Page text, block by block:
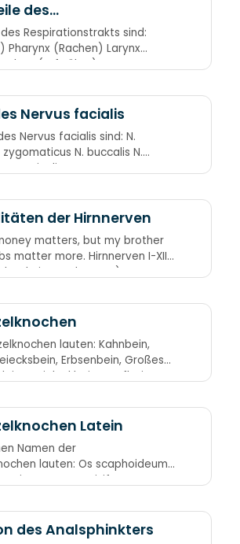
des
Respirationstrakts sind:
Pharynx (Rachen) Larynx
(Luftröhre)
Nervus facialis
Nervus facialis sind: N.
N. buccalis N.
cervicalis
der Hirnnerven
matters, but my brother
more. Hirnnerven I-XII
keine Bedeutung)
lauten: Kahnbein,
Erbsenbein, Großes
Vieleckbein, Kopfbein,
ums Erbsenbein; Vieleck
ein Kopf, der muss am
Latein
Namen der
lauten: Os scaphoideum
triquetrum Os pisiforme Os
des Analsphinkters